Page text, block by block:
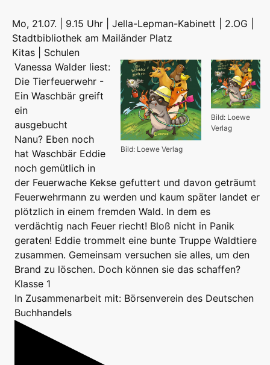
Mo, 21.07. | 9.15 Uhr | Jella-Lepman-Kabinett | 2.OG |
Stadtbibliothek am Mailänder Platz
Kitas | Schulen
Bild: Loewe
Verlag
Bild: Loewe Verlag
Vanessa Walder liest:
Die Tierfeuerwehr -
Ein Waschbär greift
ein
ausgebucht
Nanu? Eben noch
hat Waschbär Eddie
noch gemütlich in
der Feuerwache Kekse gefuttert und davon geträumt
Feuerwehrmann zu werden und kaum später landet er
plötzlich in einem fremden Wald. In dem es
verdächtig nach Feuer riecht! Bloß nicht in Panik
geraten! Eddie trommelt eine bunte Truppe Waldtiere
zusammen. Gemeinsam versuchen sie alles, um den
Brand zu löschen. Doch können sie das schaffen?
Klasse 1
In Zusammenarbeit mit: Börsenverein des Deutschen
Buchhandels